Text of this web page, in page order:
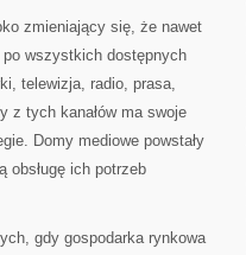
zmieniający się, że nawet
wszystkich dostępnych
telewizja, radio, prasa,
z tych kanałów ma swoje
Domy mediowe powstały
obsługę ich potrzeb
gdy gospodarka rynkowa